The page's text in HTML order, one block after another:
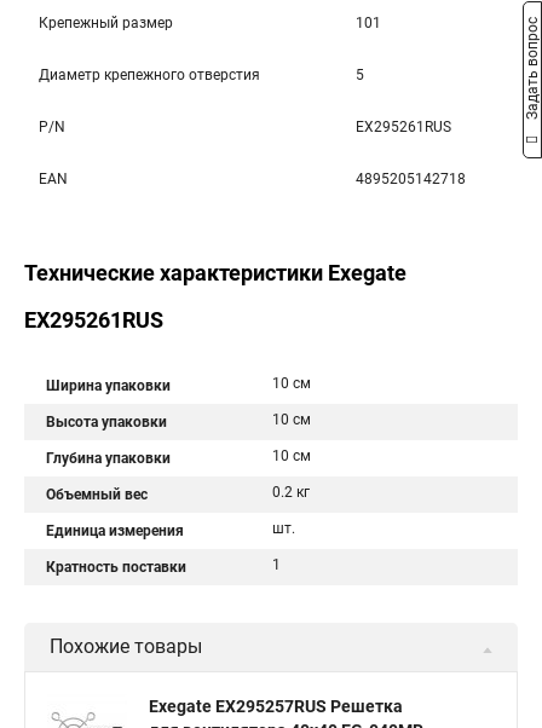
Крепежный размер 101
Диаметр крепежного отверстия 5
P/N EX295261RUS
EAN 4895205142718
Технические характеристики Exegate
EX295261RUS
Ширина упаковки 10 см
Высота упаковки 10 см
Глубина упаковки 10 см
Объемный вес 0.2 кг
Единица измерения шт.
Кратность поставки 1
Похожие товары
Exegate EX295257RUS Решетка
Задать вопрос